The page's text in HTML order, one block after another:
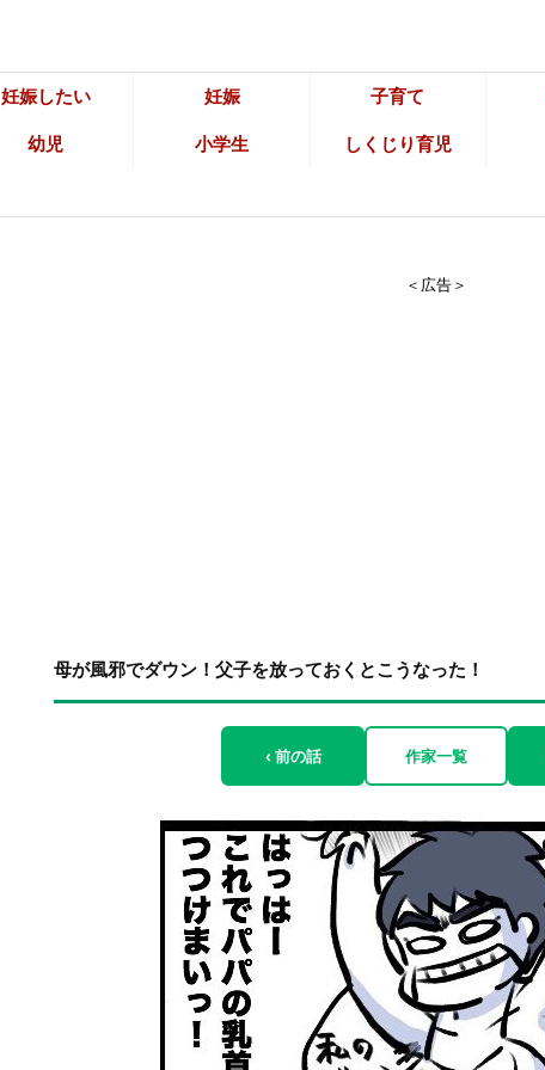
妊娠したい 妊娠 子育て
幼児 小学生 しくじり育児
＜広告＞
母が風邪でダウン！父子を放っておくとこうなった！
‹ 前の話 作家一覧